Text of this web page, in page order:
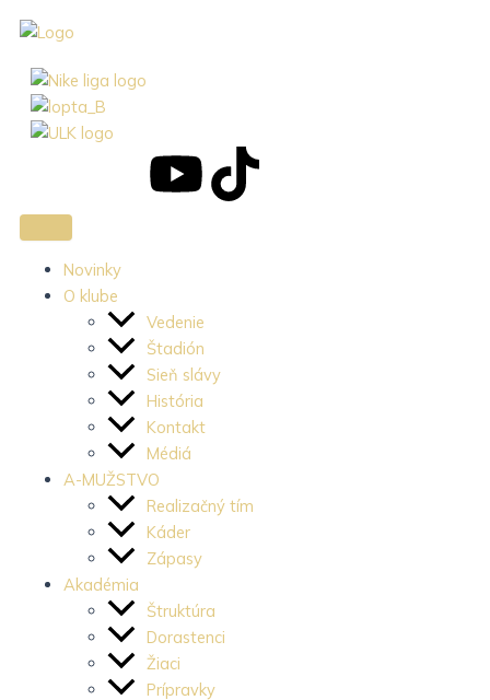
na
obsah
k
i
a
c
b
i
-
i
n
s
t
a
g
Y
t
u
b
e
T
Novinky
O klube
Vedenie
Štadión
Sieň slávy
História
Kontakt
Médiá
A-MUŽSTVO
Realizačný tím
Káder
Zápasy
Akadémia
Štruktúra
Dorastenci
Žiaci
Prípravky